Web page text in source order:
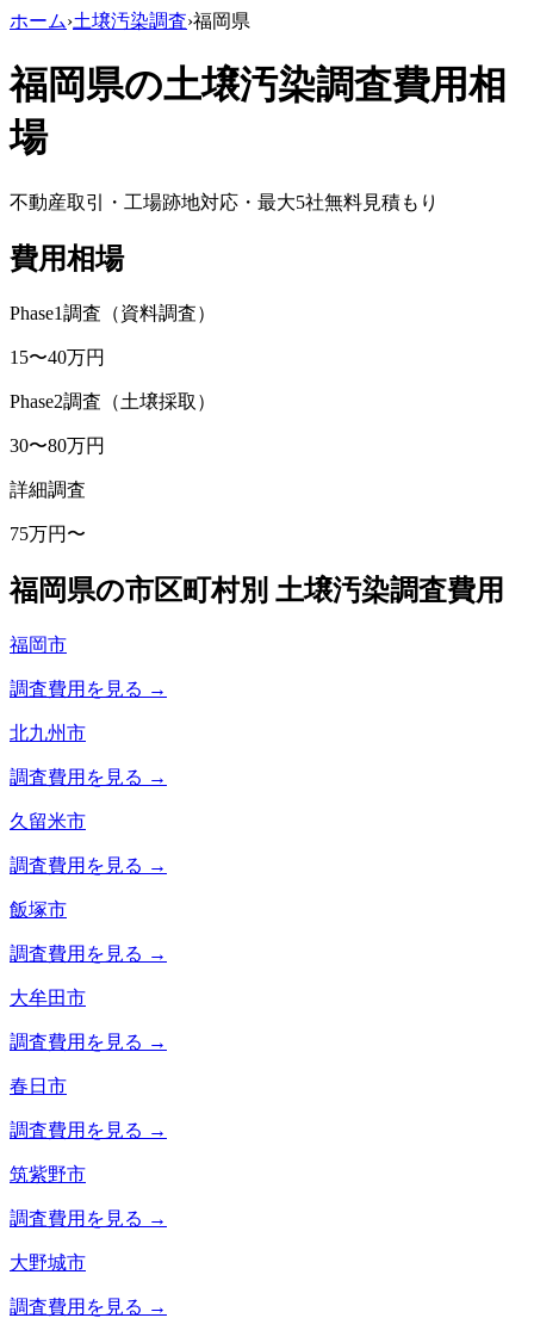
ホーム›土壌汚染調査›福岡県
福岡県の土壌汚染調査費用相
場
不動産取引・工場跡地対応・最大5社無料見積もり
費用相場
Phase1調査（資料調査）
15〜40万円
Phase2調査（土壌採取）
30〜80万円
詳細調査
75万円〜
福岡県の市区町村別 土壌汚染調査費用
福岡市
調査費用を見る →
北九州市
調査費用を見る →
久留米市
調査費用を見る →
飯塚市
調査費用を見る →
大牟田市
調査費用を見る →
春日市
調査費用を見る →
筑紫野市
調査費用を見る →
大野城市
調査費用を見る →